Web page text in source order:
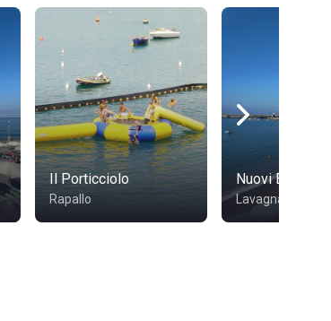
Il Porticciolo
Rapallo
Nuovi Bagni
Lavagna